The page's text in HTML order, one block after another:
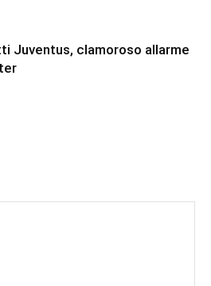
Juventus, clamoroso allarme